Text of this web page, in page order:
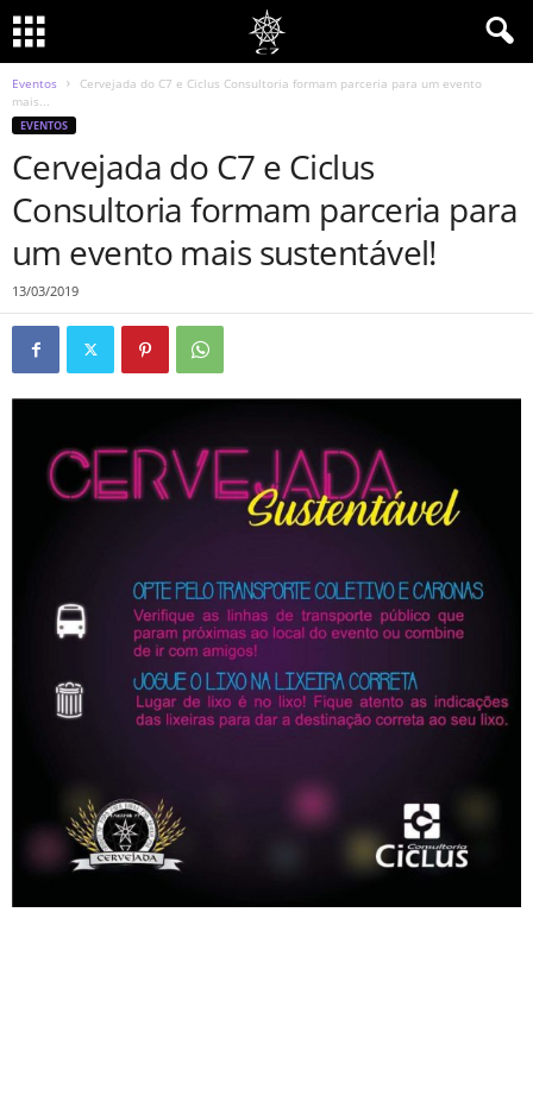
Eventos
Cervejada do C7 e Ciclus Consultoria formam parceria para um evento
mais...
EVENTOS
Cervejada do C7 e Ciclus
Consultoria formam parceria para
um evento mais sustentável!
13/03/2019